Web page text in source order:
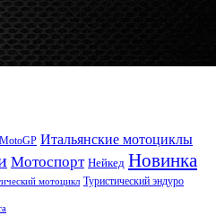
MotoGP Итальянские мотоциклы
Мотоспорт Нейкед Новинка
мотоцикл Туристический эндуро